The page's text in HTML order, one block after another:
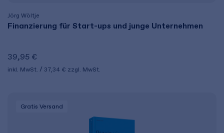
Jörg Wöltje
Finanzierung für Start-ups und junge Unternehmen
39,95 €
inkl. MwSt. 37,34 € zzgl. MwSt.
Gratis Versand